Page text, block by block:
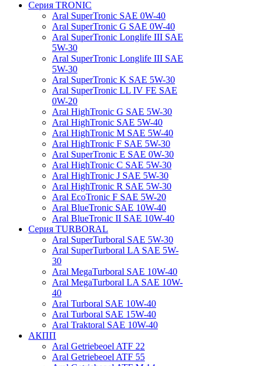
Серия TRONIC
Aral SuperTronic SAE 0W-40
Aral SuperTronic G SAE 0W-40
Aral SuperTronic Longlife III SAE
5W-30
Aral SuperTronic Longlife III SAE
5W-30
Aral SuperTronic K SAE 5W-30
Aral SuperTronic LL IV FE SAE
0W-20
Aral HighTronic G SAE 5W-30
Aral HighTronic SAE 5W-40
Aral HighTronic M SAE 5W-40
Aral HighTronic F SAE 5W-30
Aral SuperTronic E SAE 0W-30
Aral HighTronic C SAE 5W-30
Aral HighTronic J SAE 5W-30
Aral HighTronic R SAE 5W-30
Aral EcoTronic F SAE 5W-20
Aral BlueTronic SAE 10W-40
Aral BlueTronic II SAE 10W-40
Серия TURBORAL
Aral SuperTurboral SAE 5W-30
Aral SuperTurboral LA SAE 5W-
30
Aral MegaTurboral SAE 10W-40
Aral MegaTurboral LA SAE 10W-
40
Aral Turboral SAE 10W-40
Aral Turboral SAE 15W-40
Aral Traktoral SAE 10W-40
АКПП
Aral Getriebeoel ATF 22
Aral Getriebeoel ATF 55